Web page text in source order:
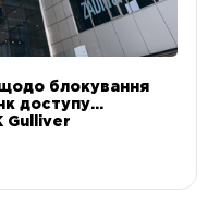
блокування
доступу
Gulliver